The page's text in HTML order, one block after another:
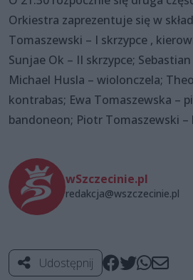
Orkiestra zaprezentuje się w
Tomaszewski – I skrzypce ,
Sunjae Ok – II skrzypce;
Michael Husla – wiolonczela;
kontrabas; Ewa Tomaszewska –
bandoneon; Piotr Tomaszewski
wSzczecinie.pl
redakcja@wszczecinie.pl
Udostępnij